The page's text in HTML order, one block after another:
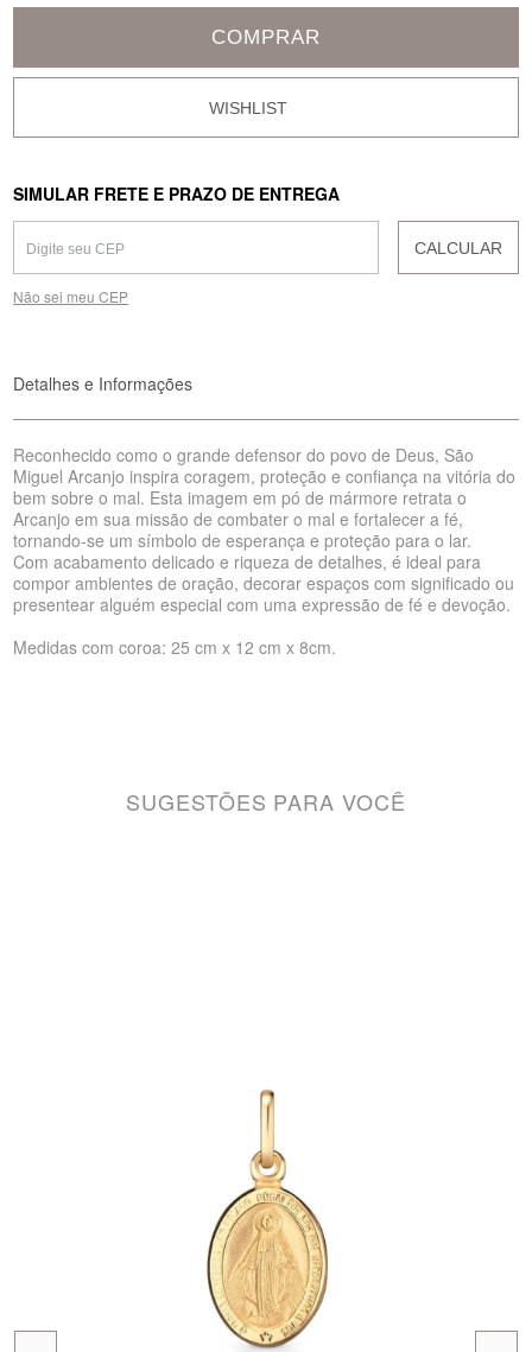
COMPRAR
SIMULAR FRETE E PRAZO DE ENTREGA
CALCULAR
Não sei meu CEP
Detalhes e Informações
Reconhecido como o grande defensor do povo de Deus, São
Miguel Arcanjo inspira coragem, proteção e confiança na vitória do
bem sobre o mal. Esta imagem em pó de mármore retrata o
Arcanjo em sua missão de combater o mal e fortalecer a fé,
tornando-se um símbolo de esperança e proteção para o lar.
Com acabamento delicado e riqueza de detalhes, é ideal para
compor ambientes de oração, decorar espaços com significado ou
presentear alguém especial com uma expressão de fé e devoção.
Medidas com coroa: 25 cm x 12 cm x 8cm.
SUGESTÕES PARA VOCÊ